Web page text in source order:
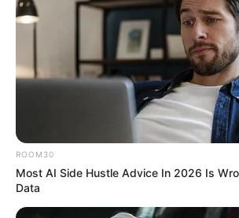
ROOM30
Most AI Side Hustle Advice In 2026 Is
Data